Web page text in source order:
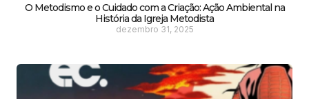
O Metodismo e o Cuidado com a Criação: Ação Ambiental na
História da Igreja Metodista
dezembro 31, 2025